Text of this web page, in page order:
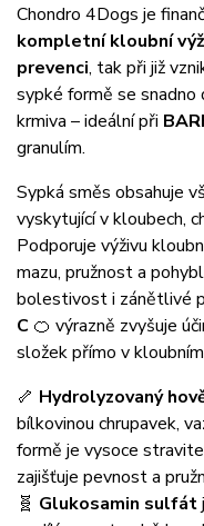
Chondro 4Dogs je
kompletní kloubní
prevenci, tak při již
sypké formě se snadno
krmiva – ideální při
granulím.
Sypká směs obsahuje
vyskytující v kloubech,
Podporuje výživu
mazu, pružnost a
bolestivost i zánětlivé
C 🍊 výrazně zvyšuje
složek přímo v
🦴 Hydrolyzovaný
bílkovinou chrupavek,
formě je vysoce
zajišťuje pevnost a
🧬 Glukosamin sulfát